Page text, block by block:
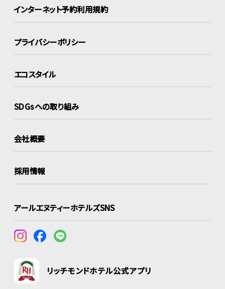
インターネット予約利用規約
プライバシーポリシー
エコスタイル
SDGsへの取り組み
会社概要
採用情報
アールエヌティーホテルズSNS
リッチモンドホテル公式アプリ